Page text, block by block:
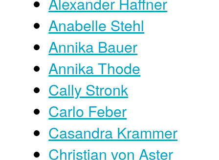
Anabelle Stehl
Annika Bauer
Annika Thode
Cally Stronk
Carlo Feber
Casandra Krammer
Christian von Aster